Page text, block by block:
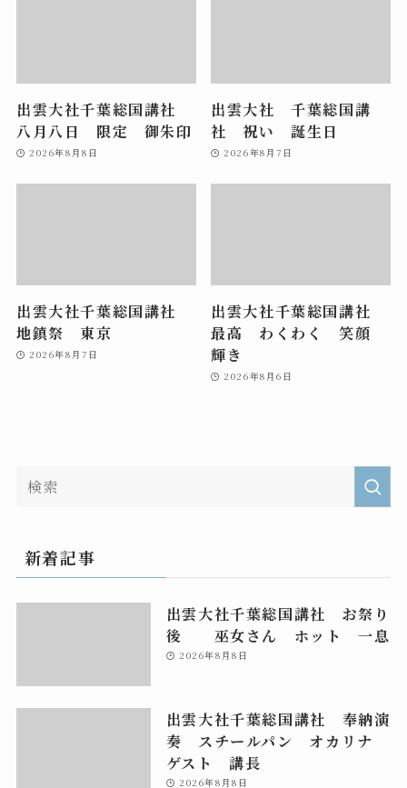
出雲大社千葉総国講社
八月八日 限定 御朱印
2026年8月8日
出雲大社 千葉総国講
社 祝い 誕生日
2026年8月7日
出雲大社千葉総国講社
地鎮祭 東京
2026年8月7日
出雲大社千葉総国講社
最高 わくわく 笑顔
輝き
2026年8月6日
新着記事
出雲大社千葉総国講社 お祭り
後 巫女さん ホット 一息
2026年8月8日
出雲大社千葉総国講社 奉納演
奏 スチールパン オカリナ
ゲスト 講長
2026年8月8日